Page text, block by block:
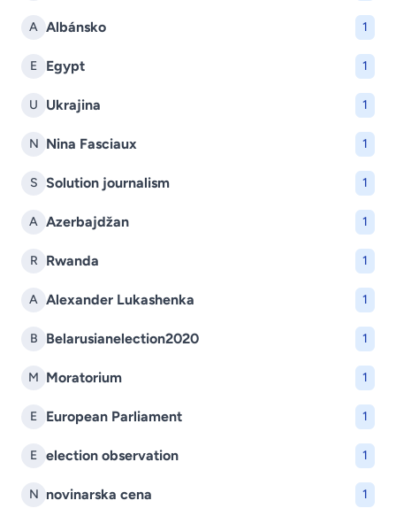
A Albánsko 1
E Egypt 1
U Ukrajina 1
N Nina Fasciaux 1
S Solution journalism 1
A Azerbajdžan 1
R Rwanda 1
A Alexander Lukashenka 1
B Belarusianelection2020 1
M Moratorium 1
E European Parliament 1
E election observation 1
N novinarska cena 1